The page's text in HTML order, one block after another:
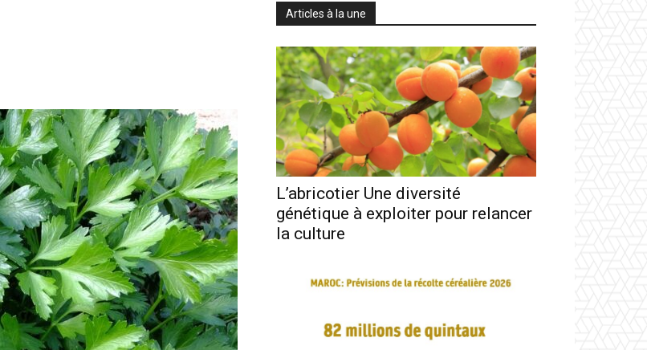
Articles à la une
L’abricotier Une diversité
génétique à exploiter pour relancer
la culture